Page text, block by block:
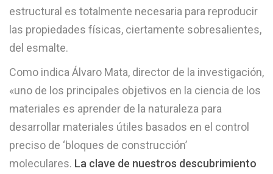
estructural es totalmente necesaria para reproducir
las propiedades físicas, ciertamente sobresalientes,
del esmalte.
Como indica Álvaro Mata, director de la investigación,
«uno de los principales objetivos en la ciencia de los
materiales es aprender de la naturaleza para
desarrollar materiales útiles basados en el control
preciso de ‘bloques de construcción’
moleculares. La clave de nuestros descubrimiento